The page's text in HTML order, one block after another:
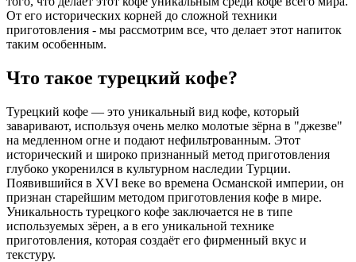
От его исторических корней до сложной техники
приготовления - мы рассмотрим все, что делает этот напиток
таким особенным.
Что такое турецкий кофе?
Турецкий кофе — это уникальный вид кофе, который
заваривают, используя очень мелко молотые зёрна в "джезве"
на медленном огне и подают нефильтрованным. Этот
исторический и широко признанный метод приготовления
глубоко укоренился в культурном наследии Турции.
Появившийся в XVI веке во времена Османской империи, он
признан старейшим методом приготовления кофе в мире.
Уникальность турецкого кофе заключается не в типе
используемых зёрен, а в его уникальной технике
приготовления, которая создаёт его фирменный вкус и
текстуру.